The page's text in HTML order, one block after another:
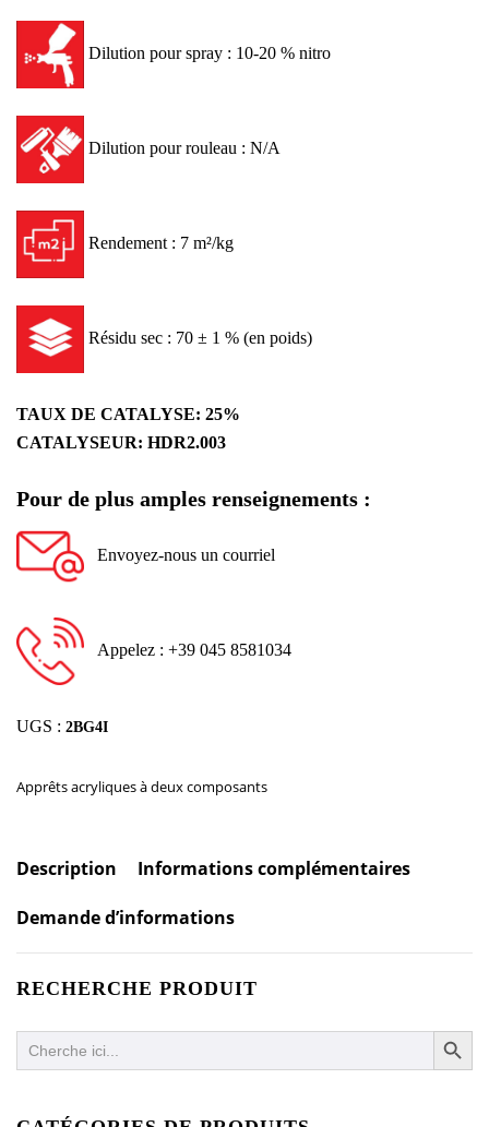
Dilution pour spray : 10-20 % nitro
Dilution pour rouleau : N/A
Rendement : 7 m²/kg
Résidu sec : 70 ± 1 % (en poids)
TAUX DE CATALYSE: 25%
CATALYSEUR: HDR2.003
Pour de plus amples renseignements :
Envoyez-nous un courriel
Appelez : +39 045 8581034
UGS : 2BG4I
Apprêts acryliques à deux composants
Description Informations complémentaires
Demande d’informations
RECHERCHE PRODUIT
Search
for:
SEARCH